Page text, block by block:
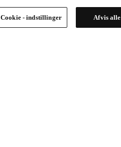
Cookie - indstillinger Afvis alle